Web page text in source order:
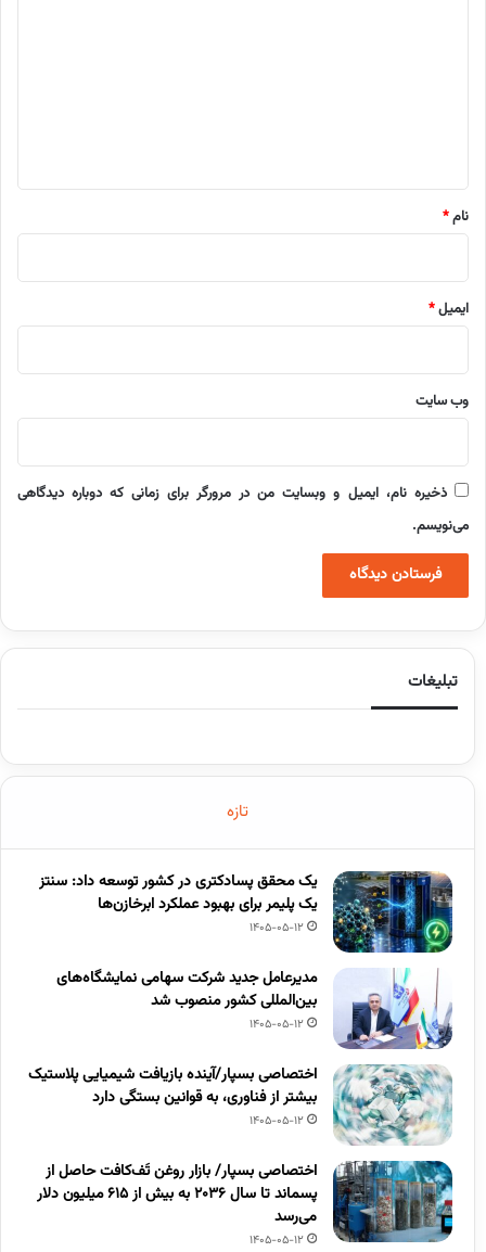
نام*
ایمیل*
وب‌ سایت
ذخیره نام، ایمیل و وبسایت من در مرورگر برای زمانی که دوباره دیدگاهی
می‌نویسم.
تبلیغات
تازه
یک محقق پسادکتری در کشور توسعه داد: سنتز
یک پلیمر برای بهبود عملکرد ابرخازن‌ها
1405-05-12
مدیرعامل جدید شرکت سهامی نمایشگاه‌های
بین‌المللی کشور منصوب شد
1405-05-12
اختصاصی بسپار/آینده بازیافت شیمیایی پلاستیک
بیشتر از فناوری، به قوانین بستگی دارد
1405-05-12
اختصاصی بسپار/ بازار روغن تَف‌کافت حاصل از
پسماند تا سال ۲۰۳۶ به بیش از ۶۱۵ میلیون دلار
می‌رسد
1405-05-12